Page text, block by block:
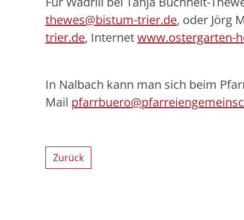
thewes@bistum-trier.de, oder Jörg
trier.de, Internetwww.ostergarten-
In Nalbach kann man sich beim
Mail
Zurück